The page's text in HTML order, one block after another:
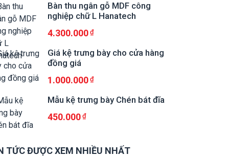
Bàn thu ngân gỗ MDF công
nghiệp chữ L Hanatech
4.300.000
Giá kệ trưng bày cho cửa hàng
đồng giá
1.000.000
Mẫu kệ trưng bày Chén bát đĩa
450.000
TỨC ĐƯỢC XEM NHIỀU NHẤT